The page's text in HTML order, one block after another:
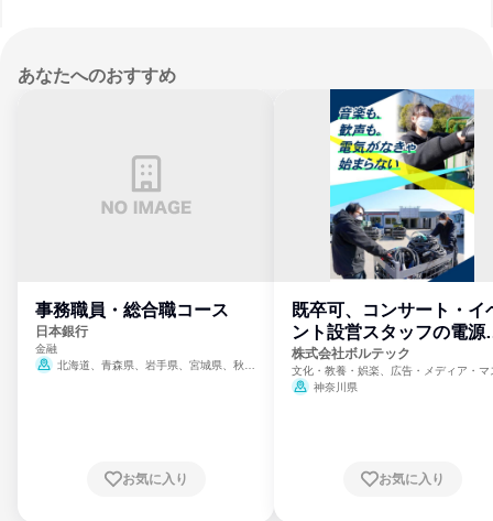
あなたへのおすすめ
事務職員・総合職コース
日本銀行
金融
北海道、青森県、岩手県、宮城県、秋田
崎県、熊本県、大分県、宮崎県、鹿児島県、
お気に入り
既卒可、コンサート・イ
ント設営スタッフの電源
門
株式会社ボルテック
文化・教養・娯楽、広告・メディア・マ
ミ、電力・ガス・水道・エネルギー
神奈川県
お気に入り